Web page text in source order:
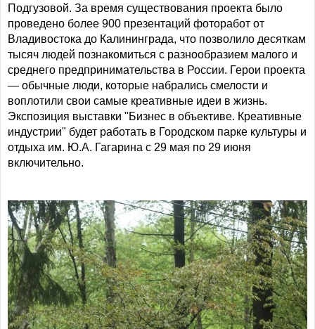
Подгузовой. За время существования проекта было
проведено более 900 презентаций фоторабот от
Владивостока до Калининграда, что позволило десяткам
тысяч людей познакомиться с разнообразием малого и
среднего предпринимательства в России. Герои проекта
— обычные люди, которые набрались смелости и
воплотили свои самые креативные идеи в жизнь.
Экспозиция выставки "Бизнес в объективе. Креативные
индустрии" будет работать в Городском парке культуры и
отдыха им. Ю.А. Гагарина с 29 мая по 29 июня
включительно.